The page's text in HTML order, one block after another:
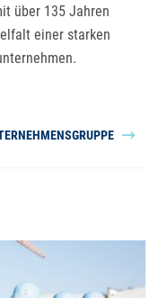
über 135 Jahren
einer starken